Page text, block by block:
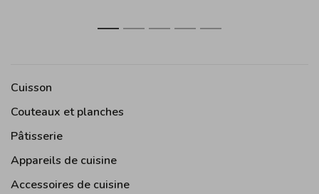
1 2 3 4 5
Cuisson
Couteaux et planches
Pâtisserie
Appareils de cuisine
Accessoires de cuisine